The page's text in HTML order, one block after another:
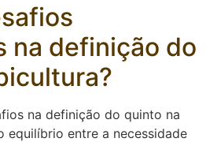
na definição do
na definição do quinto na
equilíbrio entre a necessidade